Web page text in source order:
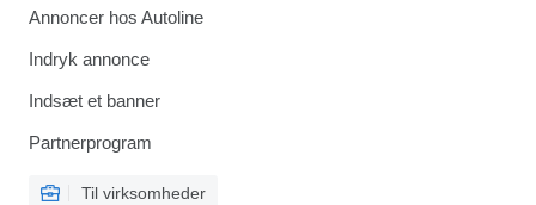
Annoncer hos Autoline
Indryk annonce
Indsæt et banner
Partnerprogram
Til virksomheder